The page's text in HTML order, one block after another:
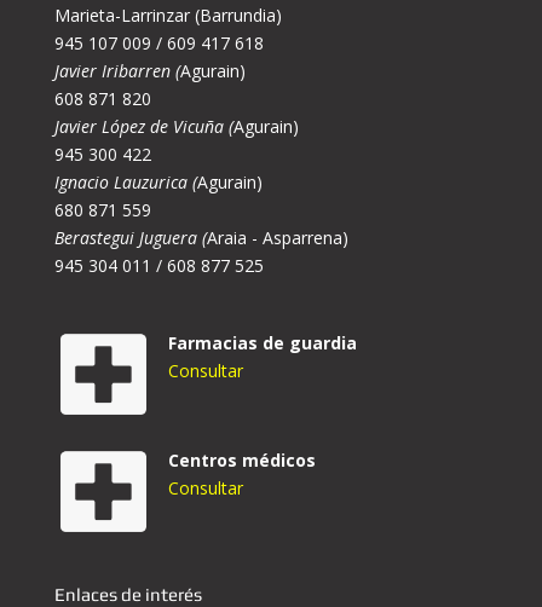
Marieta-Larrinzar (Barrundia)
945 107 009 / 609 417 618
Javier Iribarren (Agurain)
608 871 820
Javier López de Vicuña (Agurain)
945 300 422
Ignacio Lauzurica (Agurain)
680 871 559
Berastegui Juguera (Araia - Asparrena)
945 304 011 / 608 877 525
Farmacias de guardia
Consultar
Centros médicos
Consultar
Enlaces de interés